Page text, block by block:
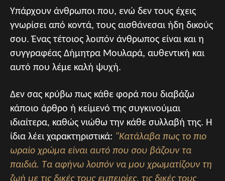
Υπάρχουν άνθρωποι που, ενώ δεν τους έχεις
γνωρίσει από κοντά, τους αισθάνεσαι ήδη δικούς
σου. Ένας τέτοιος λοιπόν άνθρωπος είναι και η
συγγραφέας Δήμητρα Μουλαρά, αυθεντική και
αυτό που λέμε καλή ψυχή.
Δεν σας κρύβω πως κάθε φορά που διαβάζω
κάποιο άρθρο ή κείμενό της συγκινούμαι
ιδιαίτερα, καθώς νιώθω την κάθε συλλαβή της. Η
ίδια λέει χαρακτηριστικά: “Κατάλαβα πως το πιο
ωραίο χρώμα είναι αυτό που σου βάζουν τα
παιδιά. Τα αφήνω λοιπόν να μου χρωματίζουν τη
ζωή με τις δικές τους εμπειρίες, τις δικές τους